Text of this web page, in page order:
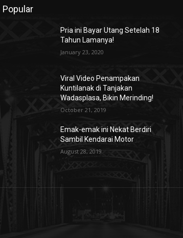
Popular
Pria ini Bayar Utang Setelah 18
Tahun Lamanya!
January 23, 2020
Viral Video Penampakan
Kuntilanak di Tanjakan
Wadasplasa, Bikin Merinding!
October 21, 2019
Emak-emak ini Nekat Berdiri
Sambil Kendarai Motor
August 28, 2019